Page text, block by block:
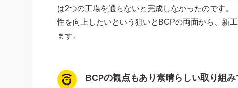
は2つの工場を通らないと完成しなかったのです
性を向上したいという狙いとBCPの両面から、新
ます。
BCPの観点もあり素晴らしい取り組